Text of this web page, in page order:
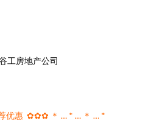
工房地产公司
优惠 ✿✿✿ ＊ … * … ＊ … *